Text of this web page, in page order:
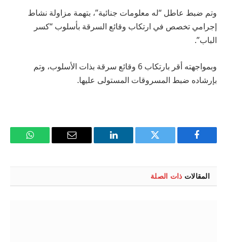
وتم ضبط عاطل “له معلومات جنائية”، بتهمة مزاولة نشاط
إجرامي تخصص في ارتكاب وقائع السرقة بأسلوب “كسر
الباب”.
وبمواجهته أقر بارتكاب 6 وقائع سرقة بذات الأسلوب، وتم
بإرشاده ضبط المسروقات المستولى عليها.
فيسبوك تويتر لينكدإن
البريد
واتساب
المقالات ذات الصلة